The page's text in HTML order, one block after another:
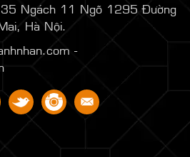
Ngách 11 Ngõ 1295 Đường
Hà Nội.
-